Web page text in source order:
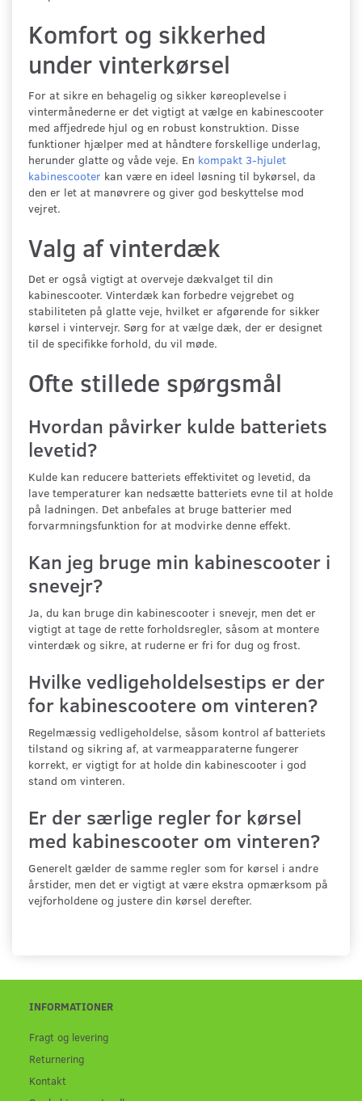
Komfort og sikkerhed
under vinterkørsel
For at sikre en behagelig og sikker køreoplevelse i
vintermånederne er det vigtigt at vælge en kabinescooter
med affjedrede hjul og en robust konstruktion. Disse
funktioner hjælper med at håndtere forskellige underlag,
herunder glatte og våde veje. En kompakt 3-hjulet
kabinescooter kan være en ideel løsning til bykørsel, da
den er let at manøvrere og giver god beskyttelse mod
vejret.
Valg af vinterdæk
Det er også vigtigt at overveje dækvalget til din
kabinescooter. Vinterdæk kan forbedre vejgrebet og
stabiliteten på glatte veje, hvilket er afgørende for sikker
kørsel i vintervejr. Sørg for at vælge dæk, der er designet
til de specifikke forhold, du vil møde.
Ofte stillede spørgsmål
Hvordan påvirker kulde batteriets
levetid?
Kulde kan reducere batteriets effektivitet og levetid, da
lave temperaturer kan nedsætte batteriets evne til at holde
på ladningen. Det anbefales at bruge batterier med
forvarmningsfunktion for at modvirke denne effekt.
Kan jeg bruge min kabinescooter i
snevejr?
Ja, du kan bruge din kabinescooter i snevejr, men det er
vigtigt at tage de rette forholdsregler, såsom at montere
vinterdæk og sikre, at ruderne er fri for dug og frost.
Hvilke vedligeholdelsestips er der
for kabinescootere om vinteren?
Regelmæssig vedligeholdelse, såsom kontrol af batteriets
tilstand og sikring af, at varmeapparaterne fungerer
korrekt, er vigtigt for at holde din kabinescooter i god
stand om vinteren.
Er der særlige regler for kørsel
med kabinescooter om vinteren?
Generelt gælder de samme regler som for kørsel i andre
årstider, men det er vigtigt at være ekstra opmærksom på
vejforholdene og justere din kørsel derefter.
INFORMATIONER
Fragt og levering
Returnering
Kontakt